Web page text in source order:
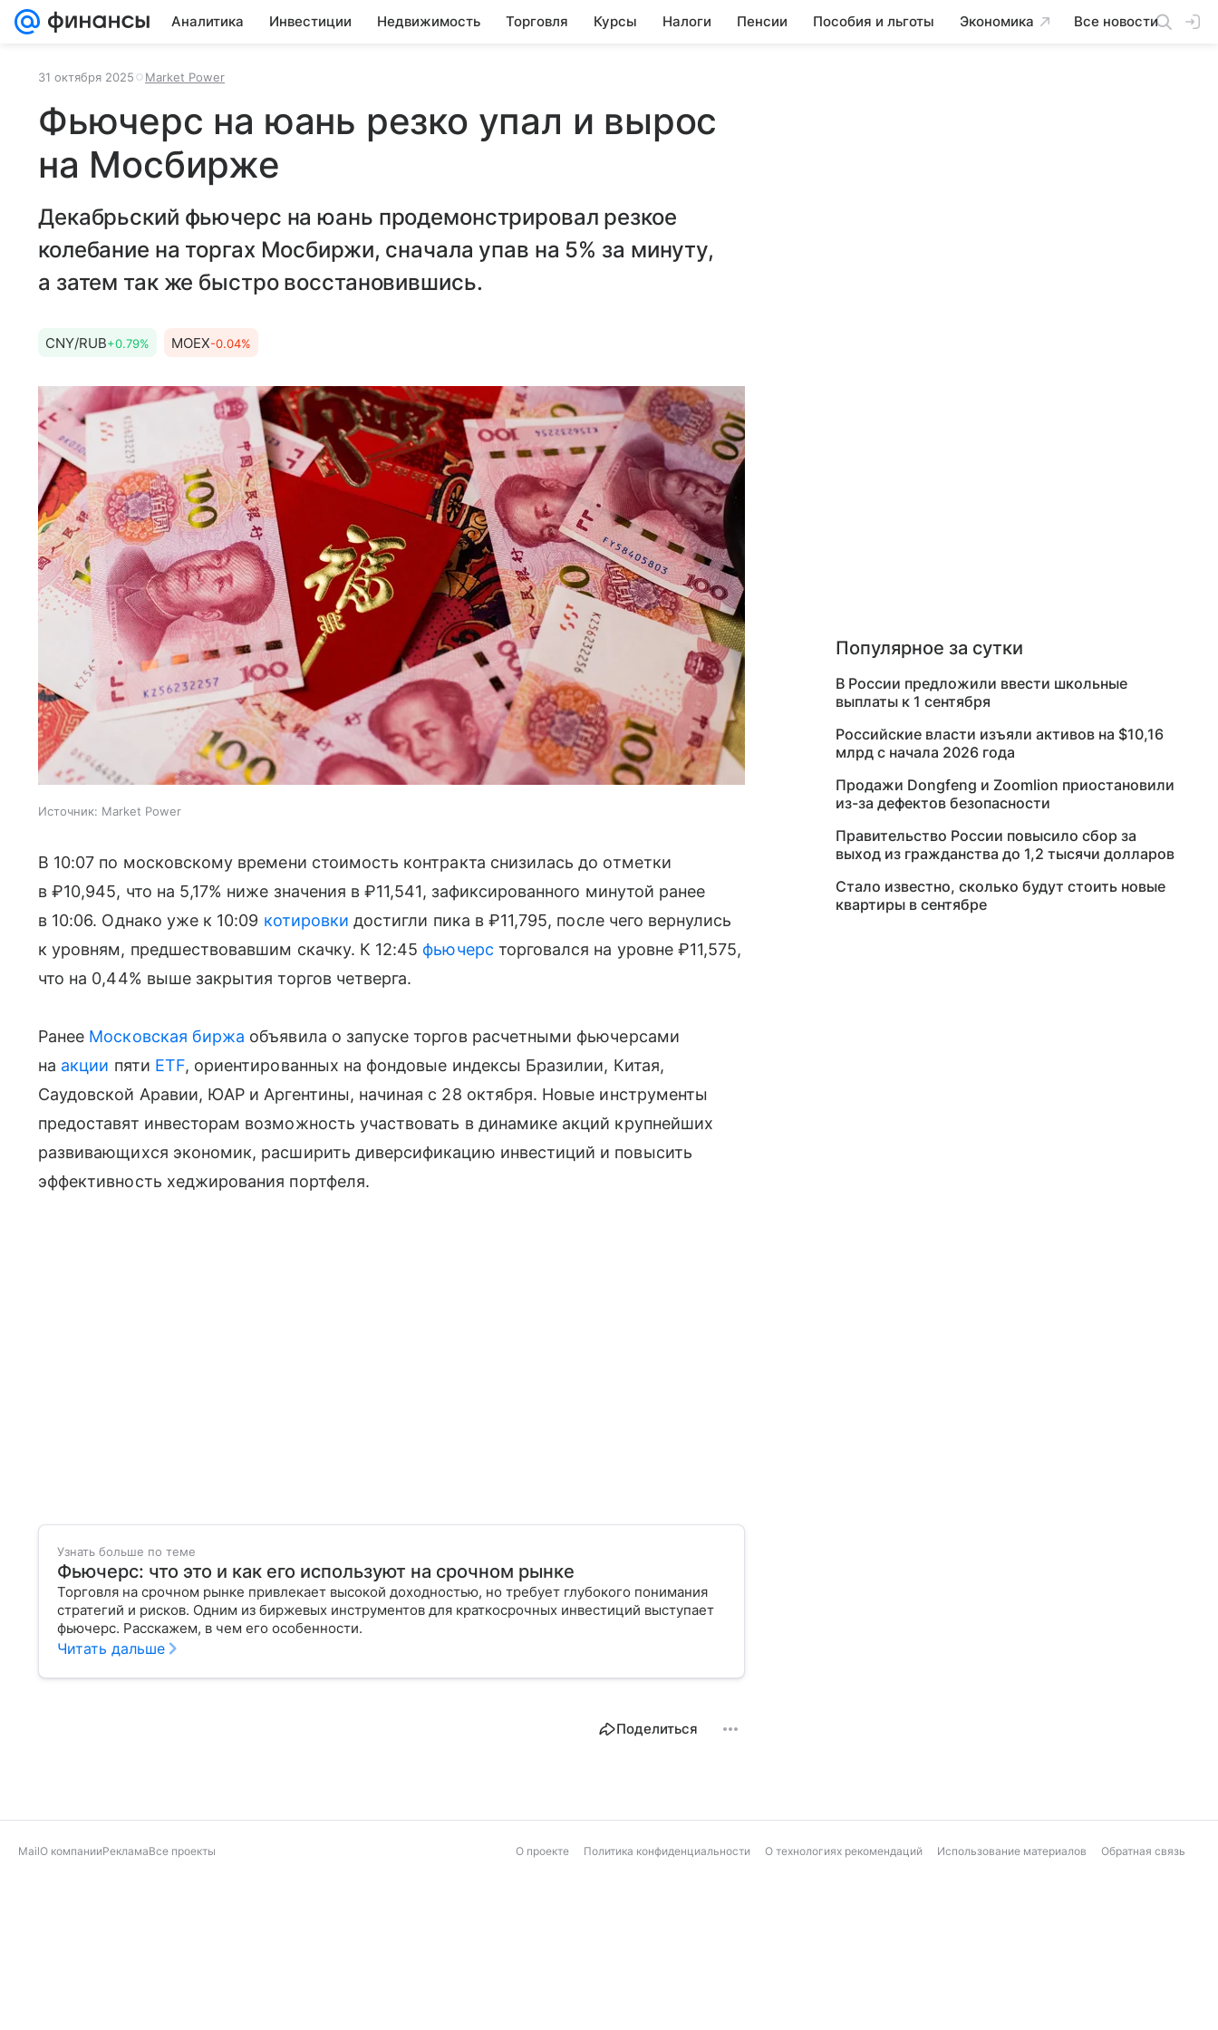
Аналитика Инвестиции Недвижимость Торговля Курсы Налоги Пенсии Пособия и льготы Экономика Все новости
31 октября 2025 Market Power
Фьючерс на юань резко упал и вырос
на Мосбирже
Декабрьский фьючерс на юань продемонстрировал резкое
колебание на торгах Мосбиржи, сначала упав на 5% за минуту,
а затем так же быстро восстановившись.
CNY/RUB+0.79% MOEX-0.04%
Источник: Market Power
В 10:07 по московскому времени стоимость контракта снизилась до отметки
в ₽10,945, что на 5,17% ниже значения в ₽11,541, зафиксированного минутой ранее
в 10:06. Однако уже к 10:09 котировки достигли пика в ₽11,795, после чего вернулись
к уровням, предшествовавшим скачку. К 12:45 фьючерс торговался на уровне ₽11,575,
что на 0,44% выше закрытия торгов четверга.
Ранее Московская биржа объявила о запуске торгов расчетными фьючерсами
на акции пяти ETF, ориентированных на фондовые индексы Бразилии, Китая,
Саудовской Аравии, ЮАР и Аргентины, начиная с 28 октября. Новые инструменты
предоставят инвесторам возможность участвовать в динамике акций крупнейших
развивающихся экономик, расширить диверсификацию инвестиций и повысить
эффективность хеджирования портфеля.
Узнать больше по теме
Фьючерс: что это и как его используют на срочном рынке
Торговля на срочном рынке привлекает высокой доходностью, но требует глубокого понимания
стратегий и рисков. Одним из биржевых инструментов для краткосрочных инвестиций выступает
фьючерс. Расскажем, в чем его особенности.
Читать дальше
Поделиться
Популярное за сутки
В России предложили ввести школьные
выплаты к 1 сентября
Российские власти изъяли активов на $10,16
млрд с начала 2026 года
Продажи Dongfeng и Zoomlion приостановили
из-за дефектов безопасности
Правительство России повысило сбор за
выход из гражданства до 1,2 тысячи долларов
Стало известно, сколько будут стоить новые
квартиры в сентябре
MailО компанииРекламаВсе проекты О проекте Политика конфиденциальности О технологиях рекомендаций Использование материалов Обратная связь